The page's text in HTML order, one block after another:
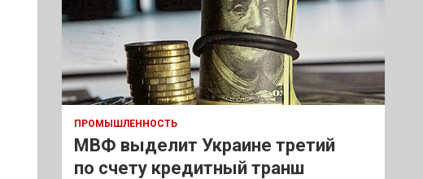
ПРОМЫШЛЕННОСТЬ
МВФ выделит Украине третий
по счету кредитный транш